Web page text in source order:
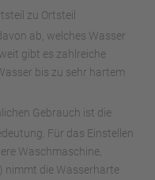
zu Ortsteil
ab, welches Wasser
gibt es zahlreiche
bis zu sehr hartem
Gebrauch ist die
Für das Einstellen
Waschmaschine,
nimmt die Wasserhärte